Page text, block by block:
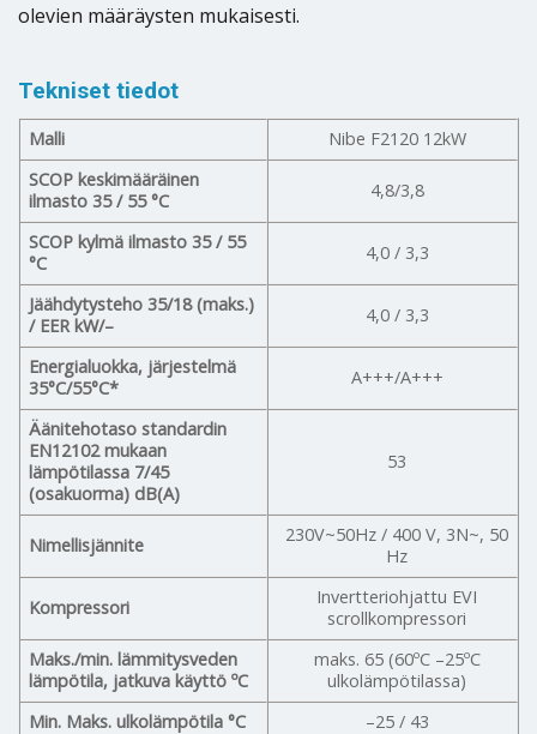
olevien määräysten mukaisesti.
Tekniset tiedot
Malli
Nibe F2120 12kW
SCOP keskimääräinen
ilmasto 35 / 55 °C
4,8/3,8
SCOP kylmä ilmasto 35 / 55
°C
4,0 / 3,3
Jäähdytysteho 35/18 (maks.)
/ EER kW/–
4,0 / 3,3
Energialuokka, järjestelmä
35°C/55°C*
A+++/A+++
Äänitehotaso standardin
EN12102 mukaan
lämpötilassa 7/45
(osakuorma) dB(A)
53
Nimellisjännite
230V~50Hz / 400 V, 3N~, 50
Hz
Kompressori
Invertteriohjattu EVI
scrollkompressori
Maks./min. lämmitysveden
lämpötila, jatkuva käyttö ºC
maks. 65 (60ºC –25ºC
ulkolämpötilassa)
Min. Maks. ulkolämpötila °C
–25 / 43